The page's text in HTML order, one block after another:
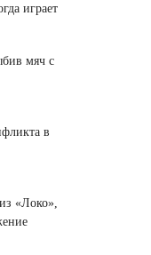
играет
мяч с
в
«Локо»,